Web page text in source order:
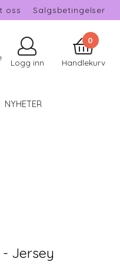
oss Salgsbetingelser
Logg inn
0
Handlekurv
NYHETER
- Jersey